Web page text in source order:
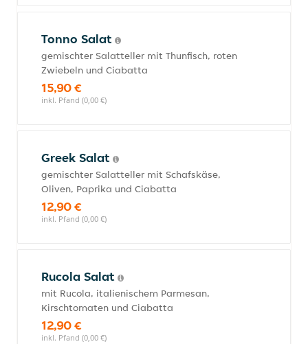
Tonno Salat
gemischter Salatteller mit Thunfisch, roten
Zwiebeln und Ciabatta
15,90 €
inkl. Pfand (0,00 €)
Greek Salat
gemischter Salatteller mit Schafskäse,
Oliven, Paprika und Ciabatta
12,90 €
inkl. Pfand (0,00 €)
Rucola Salat
mit Rucola, italienischem Parmesan,
Kirschtomaten und Ciabatta
12,90 €
inkl. Pfand (0,00 €)